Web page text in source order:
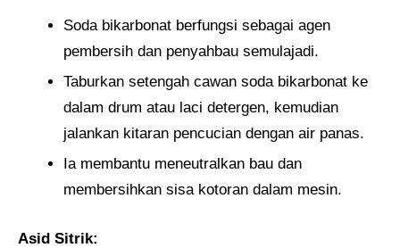
Soda bikarbonat berfungsi sebagai agen
pembersih dan penyahbau semulajadi.
Taburkan setengah cawan soda bikarbonat ke
dalam drum atau laci detergen, kemudian
jalankan kitaran pencucian dengan air panas.
Ia membantu meneutralkan bau dan
membersihkan sisa kotoran dalam mesin.
Asid Sitrik: